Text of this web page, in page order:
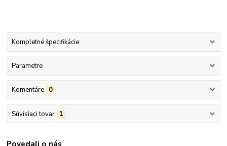
Kompletné špecifikácie
Parametre
Komentáre 0
Súvisiaci tovar 1
Povedali o nás